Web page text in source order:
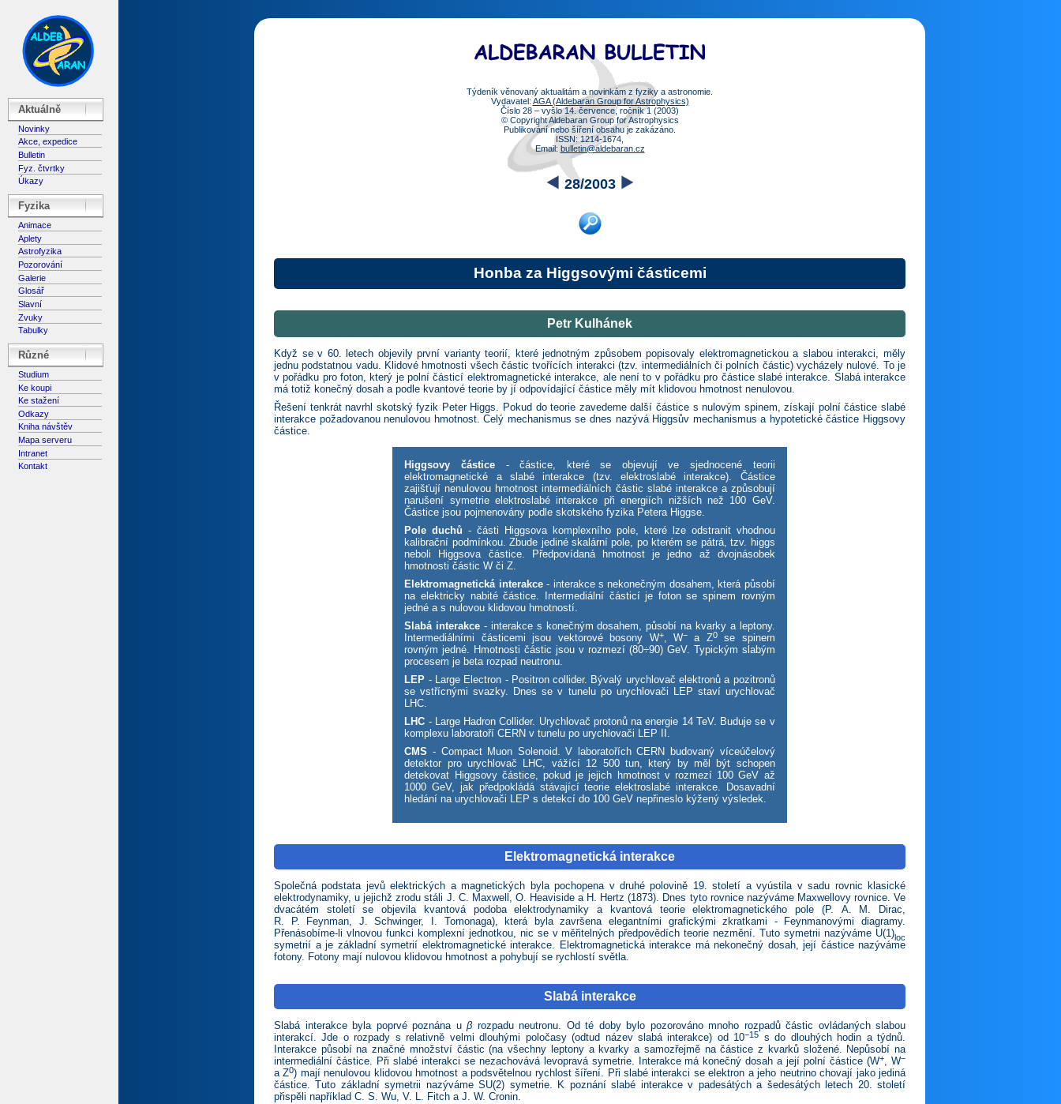
Aktuálně
Novinky
Akce, expedice
Bulletin
Fyz. čtvrtky
Úkazy
Fyzika
Animace
Aplety
Astrofyzika
Pozorování
Galerie
Glosář
Slavní
Zvuky
Tabulky
Různé
Studium
Ke koupi
Ke stažení
Odkazy
Kniha návštěv
Mapa serveru
Intranet
Kontakt
Týdeník věnovaný aktualitám a novinkám z fyziky a astronomie.
Vydavatel: AGA (Aldebaran Group for Astrophysics)
Číslo 28 – vyšlo 14. července, ročník 1 (2003)
© Copyright Aldebaran Group for Astrophysics
Publikování nebo šíření obsahu je zakázáno.
ISSN: 1214-1674,
Email: bulletin@aldebaran.cz
28/2003
Honba za Higgsovými částicemi
Petr Kulhánek
Když se v 60. letech objevily první varianty teorií, které jednotným způsobem popisovaly elektromagnetickou a slabou interakci, měly
jednu podstatnou vadu. Klidové hmotnosti všech částic tvořících interakci (tzv. intermediálních či polních částic) vycházely nulové. To je
v pořádku pro foton, který je polní částicí elektromagnetické interakce, ale není to v pořádku pro částice slabé interakce. Slabá interakce
má totiž konečný dosah a podle kvantové teorie by jí odpovídající částice měly mít klidovou hmotnost nenulovou.
Řešení tenkrát navrhl skotský fyzik Peter Higgs. Pokud do teorie zavedeme další částice s nulovým spinem, získají polní částice slabé
interakce požadovanou nenulovou hmotnost. Celý mechanismus se dnes nazývá Higgsův mechanismus a hypotetické částice Higgsovy
částice.
Higgsovy částice- částice, které se objevují ve sjednocené teorii
elektromagnetické a slabé interakce (tzv. elektroslabé interakce). Částice
zajišťují nenulovou hmotnost intermediálních částic slabé interakce a způsobují
narušení symetrie elektroslabé interakce při energiích nižších než 100 GeV.
Částice jsou pojmenovány podle skotského fyzika Petera Higgse.
Pole duchů - části Higgsova komplexního pole, které lze odstranit vhodnou
kalibrační podmínkou. Zbude jediné skalární pole, po kterém se pátrá, tzv. higgs
neboli Higgsova částice. Předpovídaná hmotnost je jedno až dvojnásobek
hmotnosti částic W či Z.
Elektromagnetická interakce- interakce s nekonečným dosahem, která působí
na elektricky nabité částice. Intermediální částicí je foton se spinem rovným
jedné a s nulovou klidovou hmotností.
Slabá interakce - interakce s konečným dosahem, působí na kvarky a leptony.
Intermediálními částicemi jsou vektorové bosony W+, W−a Z0se spinem
rovným jedné. Hmotnosti částic jsou v rozmezí (80÷90) GeV. Typickým slabým
procesem je beta rozpad neutronu.
LEP - Large Electron - Positron collider. Bývalý urychlovač elektronů a pozitronů
se vstřícnými svazky. Dnes se v tunelu po urychlovači LEP staví urychlovač
LHC.
LHC - Large Hadron Collider. Urychlovač protonů na energie 14 TeV. Buduje se v
komplexu laboratoří CERN v tunelu po urychlovači LEP II.
CMS - Compact Muon Solenoid. V laboratořích CERN budovaný víceúčelový
detektor pro urychlovač LHC, vážící 12 500 tun, který by měl být schopen
detekovat Higgsovy částice, pokud je jejich hmotnost v rozmezí 100 GeV až
1000 GeV, jak předpokládá stávající teorie elektroslabé interakce. Dosavadní
hledání na urychlovači LEP s detekcí do 100 GeV nepřineslo kýžený výsledek.
Elektromagnetická interakce
Společná podstata jevů elektrických a magnetických byla pochopena v druhé polovině 19. století a vyústila v sadu rovnic klasické
elektrodynamiky, u jejichž zrodu stáli J. C. Maxwell, O. Heaviside a H. Hertz (1873). Dnes tyto rovnice nazýváme Maxwellovy rovnice. Ve
dvacátém století se objevila kvantová podoba elektrodynamiky a kvantová teorie elektromagnetického pole (P. A. M. Dirac,
R. P. Feynman, J. Schwinger, I. Tomonaga), která byla završena elegantními grafickými zkratkami - Feynmanovými diagramy.
Přenásobíme-li vlnovou funkci komplexní jednotkou, nic se v měřitelných předpovědích teorie nezmění. Tuto symetrii nazýváme U(1)loc
symetrií a je základní symetrií elektromagnetické interakce. Elektromagnetická interakce má nekonečný dosah, její částice nazýváme
fotony. Fotony mají nulovou klidovou hmotnost a pohybují se rychlostí světla.
Slabá interakce
Slabá interakce byla poprvé poznána u β rozpadu neutronu. Od té doby bylo pozorováno mnoho rozpadů částic ovládaných slabou
interakcí. Jde o rozpady s relativně velmi dlouhými poločasy (odtud název slabá interakce) od 10−15 s do dlouhých hodin a týdnů.
Interakce působí na značné množství částic (na všechny leptony a kvarky a samozřejmě na částice z kvarků složené. Nepůsobí na
intermediální částice. Při slabé interakci se nezachovává levopravá symetrie. Interakce má konečný dosah a její polní částice (W+, W−
a Z0) mají nenulovou klidovou hmotnost a podsvětelnou rychlost šíření. Při slabé interakci se elektron a jeho neutrino chovají jako jediná
částice. Tuto základní symetrii nazýváme SU(2) symetrie. K poznání slabé interakce v padesátých a šedesátých letech 20. století
přispěli například C. S. Wu, V. L. Fitch a J. W. Cronin.